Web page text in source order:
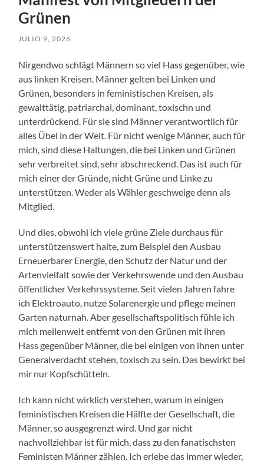
Grünen
JULIO 9, 2026
Nirgendwo schlägt Männern so viel Hass gegenüber, wie
aus linken Kreisen. Männer gelten bei Linken und
Grünen, besonders in feministischen Kreisen, als
gewalttätig, patriarchal, dominant, toxischn und
unterdrückend. Für sie sind Männer verantwortlich für
alles Übel in der Welt. Für nicht wenige Männer, auch für
mich, sind diese Haltungen, die bei Linken und Grünen
sehr verbreitet sind, sehr abschreckend. Das ist auch für
mich einer der Gründe, nicht Grüne und Linke zu
unterstützen. Weder als Wähler geschweige denn als
Mitglied.
Und dies, obwohl ich viele grüne Ziele durchaus für
unterstützenswert halte, zum Beispiel den Ausbau
Erneuerbarer Energie, den Schutz der Natur und der
Artenvielfalt sowie der Verkehrswende und den Ausbau
öffentlicher Verkehrssysteme. Seit vielen Jahren fahre
ich Elektroauto, nutze Solarenergie und pflege meinen
Garten naturnah. Aber gesellschaftspolitisch fühle ich
mich meilenweit entfernt von den Grünen mit ihren
Hass gegenüber Männer, die bei einigen von ihnen unter
Generalverdacht stehen, toxisch zu sein. Das bewirkt bei
mir nur Kopfschütteln.
Ich kann nicht wirklich verstehen, warum in einigen
feministischen Kreisen die Hälfte der Gesellschaft, die
Männer, so ausgegrenzt wird. Und gar nicht
nachvollziehbar ist für mich, dass zu den fanatischsten
Feministen Männer zählen. Ich erlebe das immer wieder,